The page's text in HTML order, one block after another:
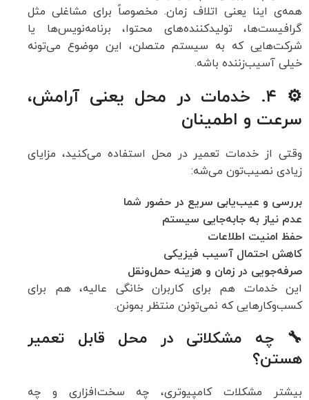
همه‌ی اینا یعنی اتلاف زمان. مخصوصاً برای مشاغلی مثل
گرافیست‌ها، تولیدکننده‌های محتوا، برنامه‌نویس‌ها یا
شرکت‌هایی که به سیستم متصلن، این موضوع می‌تونه
خیلی آسیب‌زننده باشه.
⚙️ ۴. خدمات در محل یعنی آرامش،
سرعت و اطمینان
وقتی از خدمات تعمیر در محل استفاده می‌کنید، مزایای
زیادی نصیب‌تون می‌شه:
بررسی و عیب‌یابی سریع در حضور شما
عدم نیاز به جابه‌جایی سیستم
حفظ امنیت اطلاعات
کاهش احتمال آسیب فیزیکی
صرفه‌جویی در زمان و هزینه حمل‌ونقل
این خدمات هم برای کاربران خانگی عالیه، هم برای
کسب‌وکارهایی که نمی‌تونن منتظر بمونن.
🔧 چه مشکلاتی در محل قابل تعمیر
هستن؟
بیشتر مشکلات کامپیوتری، چه سخت‌افزاری و چه